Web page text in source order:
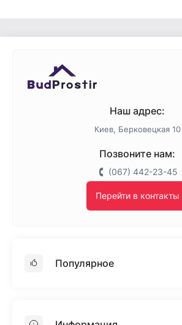
Штукатурка Anserglob
Наш адрес:
Киев, Берковецкая 10
Позвоните нам:
(067) 442-23-45
Перейти в контакты
Популярное